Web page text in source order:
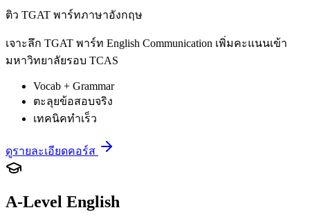
ติว TGAT พาร์ทภาษาอังกฤษ
เจาะลึก TGAT พาร์ท English Communication เพิ่มคะแนนเข้า
มหาวิทยาลัยรอบ TCAS
Vocab + Grammar
ตะลุยข้อสอบจริง
เทคนิคทำเร็ว
ดูรายละเอียดคอร์ส
A-Level English